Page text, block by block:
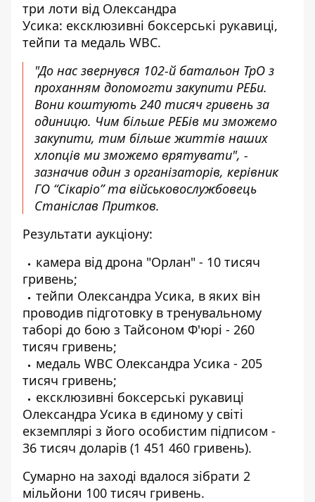
три лоти від Олександра
Усика: ексклюзивні боксерські рукавиці,
тейпи та медаль WBC.
"До нас звернувся 102-й батальон ТрО з
проханням допомогти закупити РЕБи.
Вони коштують 240 тисяч гривень за
одиницю. Чим більше РЕБів ми зможемо
закупити, тим більше життів наших
хлопців ми зможемо врятувати", -
зазначив один з організаторів, керівник
ГО “Сікаріо” та військовослужбовець
Станіслав Притков.
Результати аукціону:
камера від дрона "Орлан" - 10 тисяч
гривень;
тейпи Олександра Усика, в яких він
проводив підготовку в тренувальному
таборі до бою з Тайсоном Ф'юрі - 260
тисяч гривень;
медаль WBC Олександра Усика - 205
тисяч гривень;
ексклюзивні боксерські рукавиці
Олександра Усика в єдиному у світі
екземплярі з його особистим підписом -
36 тисяч доларів (1 451 460 гривень).
Сумарно на заході вдалося зібрати 2
мільйони 100 тисяч гривень.